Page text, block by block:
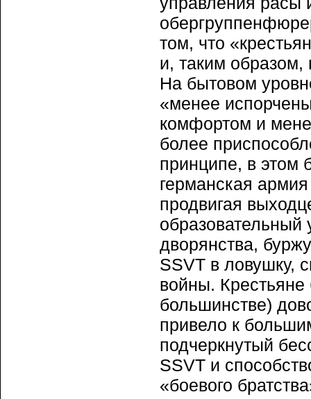
том, что
и, таким образом,
На бытовом
«менее
комфортом и
более
принципе, в этом
германская
продвигая
образовательный
дворянства,
SSVT в ловушку,
войны.
большинстве)
привело к
подчеркнутый
SSVT и
«боевого